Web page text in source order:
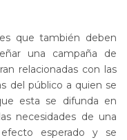
que también deben
una campaña de
relacionadas con las
del público a quien se
esta se difunda en
necesidades de una
esperado y se